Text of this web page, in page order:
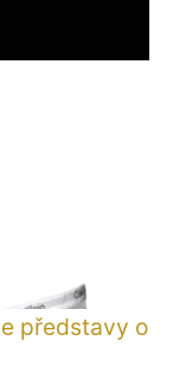
představy o